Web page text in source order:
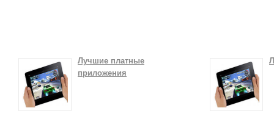
Лучшие платные
приложения